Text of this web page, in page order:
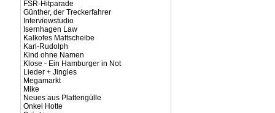
FSR-Hitparade
Günther, der Treckerfahrer
Interviewstudio
Isernhagen Law
Kalkofes Mattscheibe
Karl-Rudolph
Kind ohne Namen
Klose - Ein Hamburger in Not
Lieder + Jingles
Megamarkt
Mike
Neues aus Plattengülle
Onkel Hotte